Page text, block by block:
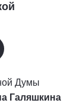
Думы
Галяшкина